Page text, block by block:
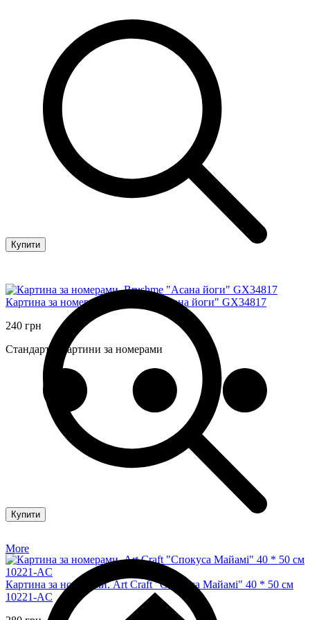
Картина за номерами. Brushme "Aсана йоги" GX34817
240 грн
Стандартні картини за номерами
Купити
Картина за номерами. Art Craft "Спокуса Майамі" 40 * 50 см
10221-AC
Купити
More